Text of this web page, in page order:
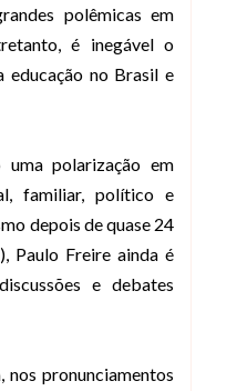
polêmicas em
é inegável o
educação no Brasil e
polarização em
familiar, político e
depois de quase 24
Paulo Freire ainda é
e debates
nos pronunciamentos